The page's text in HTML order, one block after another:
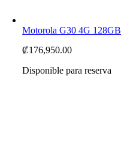
Motorola G30 4G 128GB
₡176,950.00
Disponible para reserva